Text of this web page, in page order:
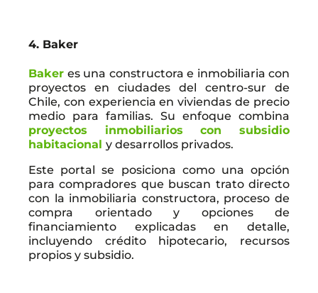
4. Baker
Baker es una constructora e inmobiliaria con
proyectos en ciudades del centro-sur de
Chile, con experiencia en viviendas de precio
medio para familias. Su enfoque combina
proyectos inmobiliarios con subsidio
habitacional y desarrollos privados.
Este portal se posiciona como una opción
para compradores que buscan trato directo
con la inmobiliaria constructora, proceso de
compra orientado y opciones de
financiamiento explicadas en detalle,
incluyendo crédito hipotecario, recursos
propios y subsidio.